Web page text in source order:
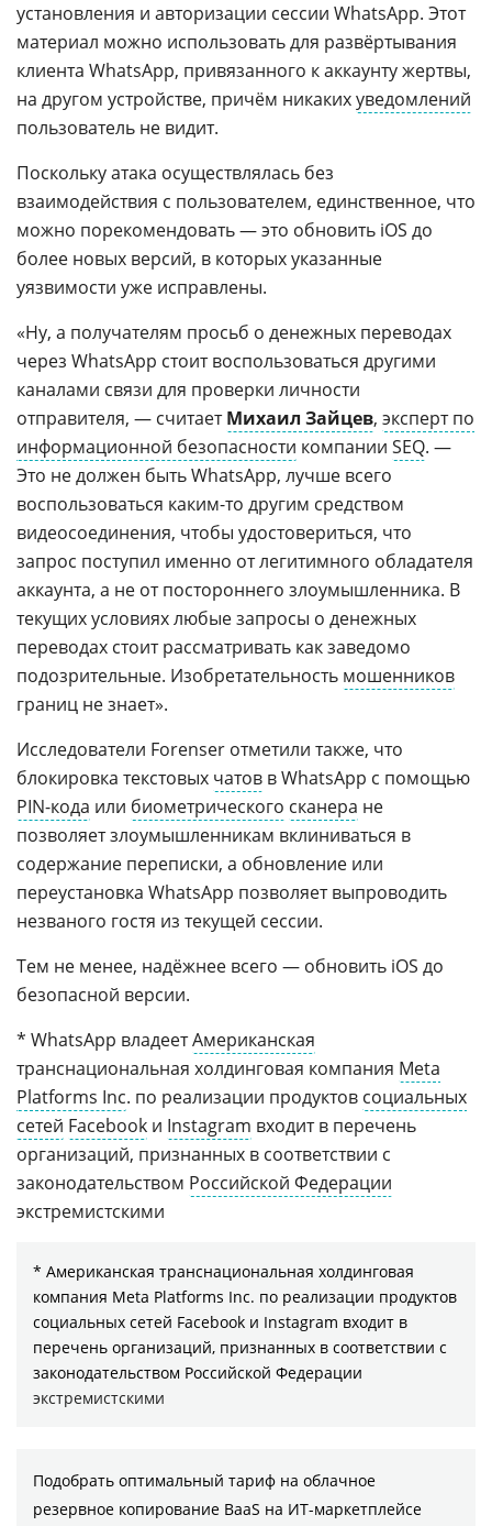
установления и авторизации сессии WhatsApp. Этот
материал можно использовать для развёртывания
клиента WhatsApp, привязанного к аккаунту жертвы,
на другом устройстве, причём никакихуведомлений
пользователь не видит.
Поскольку атака осуществлялась без
взаимодействия с пользователем, единственное, что
можно порекомендовать — это обновить iOS до
более новых версий, в которых указанные
уязвимости уже исправлены.
«Ну, а получателям просьб о денежных переводах
через WhatsApp стоит воспользоваться другими
каналами связи для проверки личности
отправителя, — считаетМихаил Зайцев, эксперт по
информационной безопасности компании SEQ. —
Это не должен быть WhatsApp, лучше всего
воспользоваться каким-то другим средством
видеосоединения, чтобы удостовериться, что
запрос поступил именно от легитимного обладателя
аккаунта, а не от постороннего злоумышленника. В
текущих условиях любые запросы о денежных
переводах стоит рассматривать как заведомо
подозрительные. Изобретательность мошенников
границ не знает».
Исследователи Forenser отметили также, что
блокировка текстовых чатов в WhatsApp с помощью
PIN-кода или биометрического сканера не
позволяет злоумышленникам вклиниваться в
содержание переписки, а обновление или
переустановка WhatsApp позволяет выпроводить
незваного гостя из текущей сессии.
Тем не менее, надёжнее всего — обновить iOS до
безопасной версии.
* WhatsApp владеетАмериканская
транснациональная холдинговая компания Meta
Platforms Inc. по реализации продуктов социальных
сетей Facebook и Instagram входит в перечень
организаций, признанных в соответствии с
законодательством Российской Федерации
экстремистскими
* Американская транснациональная холдинговая
компания Meta Platforms Inc. по реализации продуктов
социальных сетей Facebook и Instagram входит в
перечень организаций, признанных в соответствии с
законодательством Российской Федерации
экстремистскими
Подобрать оптимальный тариф на облачное
резервное копирование BaaS на ИТ-маркетплейсе